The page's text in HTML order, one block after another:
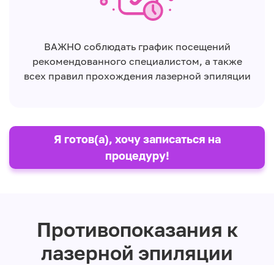
ВАЖНО соблюдать график посещений
рекомендованного специалистом, а также
всех правил прохождения лазерной эпиляции
Я готов(а), хочу записаться на
процедуру!
Противопоказания к
лазерной эпиляции